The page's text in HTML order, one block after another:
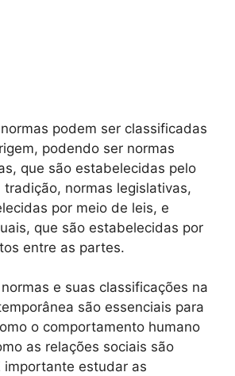
podem ser classificadas
podendo ser normas
que são estabelecidas pelo
tradição, normas legislativas,
por meio de leis, e
que são estabelecidas por
entre as partes.
e suas classificações na
são essenciais para
o comportamento humano
as relações sociais são
importante estudar as